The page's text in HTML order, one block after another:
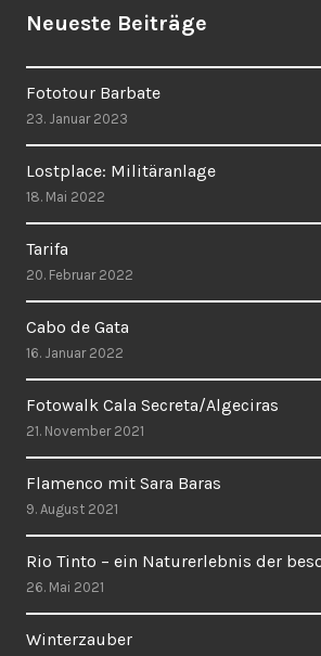
Neueste Beiträge
Fototour Barbate
23. Januar 2023
Lostplace: Militäranlage
18. Mai 2022
Tarifa
20. Februar 2022
Cabo de Gata
16. Januar 2022
Fotowalk Cala Secreta/Algeciras
21. November 2021
Flamenco mit Sara Baras
9. August 2021
Rio Tinto – ein Naturerlebnis der
26. Mai 2021
Winterzauber